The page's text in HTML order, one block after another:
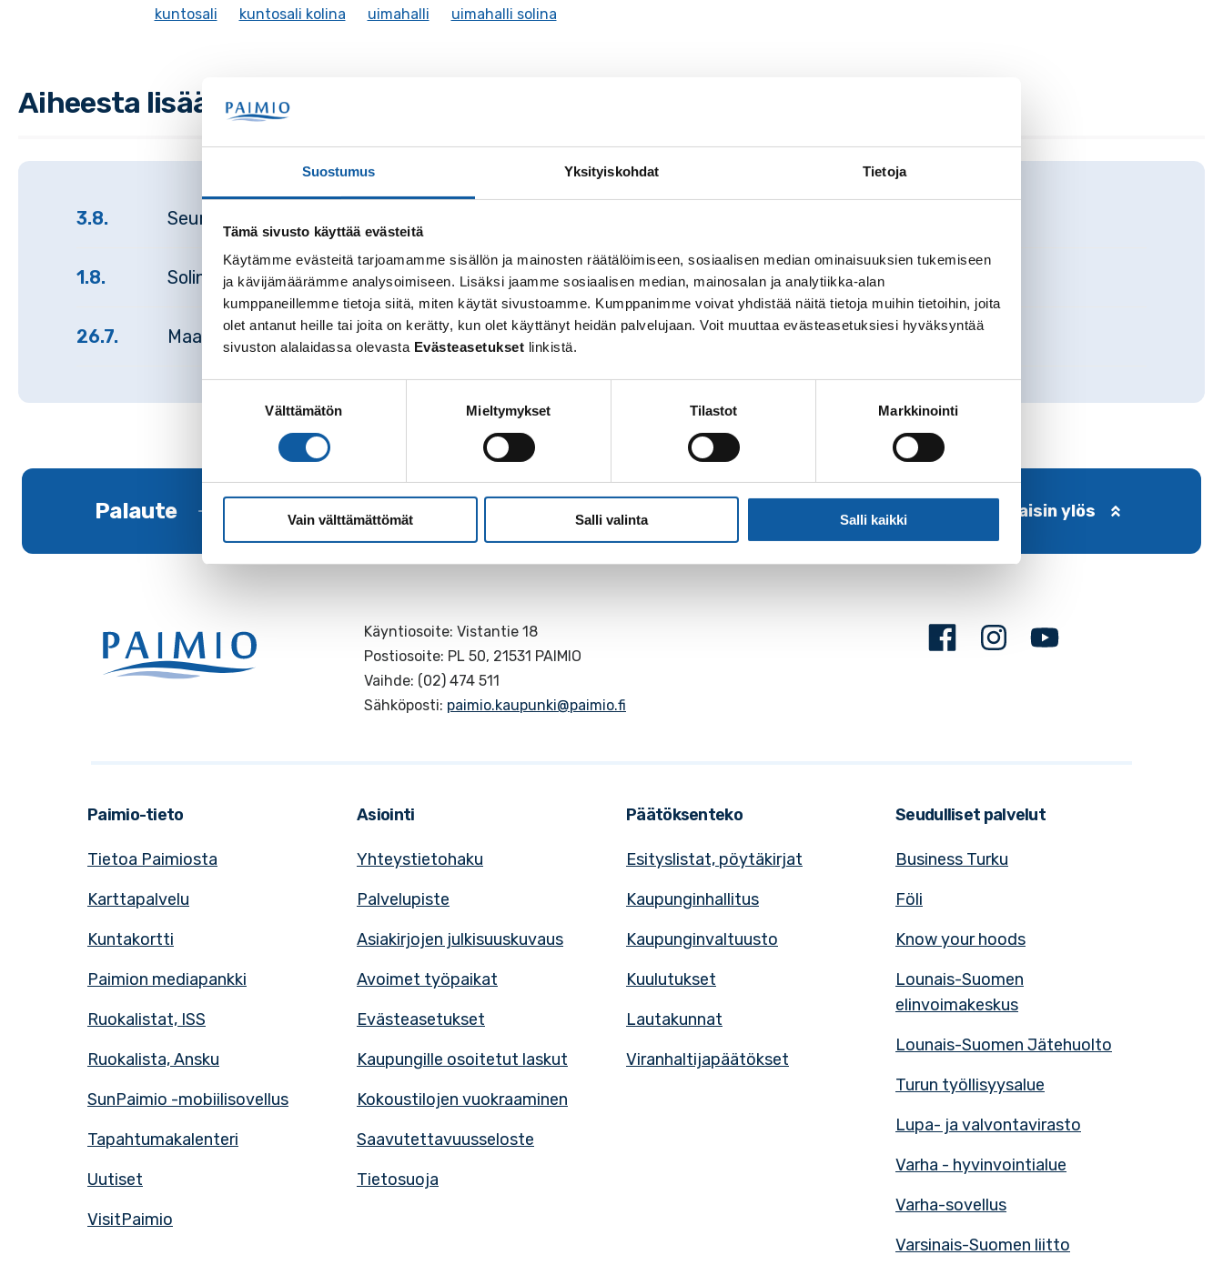
Suostumus Yksityiskohdat Tietoja
Tämä sivusto käyttää evästeitä
Käytämme evästeitä tarjoamamme sisällön ja mainosten räätälöimiseen, sosiaalisen median ominaisuuksien tukemiseen
ja kävijämäärämme analysoimiseen. Lisäksi jaamme sosiaalisen median, mainosalan ja analytiikka-alan
kumppaneillemme tietoja siitä, miten käytät sivustoamme. Kumppanimme voivat yhdistää näitä tietoja muihin tietoihin, joita
olet antanut heille tai joita on kerätty, kun olet käyttänyt heidän palvelujaan. Voit muuttaa evästeasetuksiesi hyväksyntää
sivuston alalaidassa olevasta Evästeasetukset linkistä.
Välttämätön Mieltymykset Tilastot Markkinointi
Vain välttämättömät Salli valinta Salli kaikki
kuntosali kuntosali kolina uimahalli uimahalli solina
Aiheesta lisää
3.8. Seuraavina viikonloppuina tapahtumista aiheutuvia liikennehäiriöitä
1.8. Solina ja Kolina avautuvat kesätauon jälkeen maanantaina 3. elokuuta
26.7. Maailmanperintökomitea hyväksyi Paimion parantolan ja Aalto Works -sarjan maailmanperintöluetteloon
Palaute Takaisin ylös
Käyntiosoite: Vistantie 18
Postiosoite: PL 50, 21531 PAIMIO
Vaihde: (02) 474 511
Sähköposti: paimio.kaupunki@paimio.fi
FacebookInstagram
Paimio-tieto
Tietoa Paimiosta
Karttapalvelu
Kuntakortti
Paimion mediapankki
Ruokalistat, ISS
Ruokalista, Ansku
SunPaimio -mobiilisovellus
Tapahtumakalenteri
Uutiset
VisitPaimio
Asiointi
Yhteystietohaku
Palvelupiste
Asiakirjojen julkisuuskuvaus
Avoimet työpaikat
Evästeasetukset
Kaupungille osoitetut laskut
Kokoustilojen vuokraaminen
Saavutettavuusseloste
Tietosuoja
Päätöksenteko
Esityslistat, pöytäkirjat
Kaupunginhallitus
Kaupunginvaltuusto
Kuulutukset
Lautakunnat
Viranhaltijapäätökset
Seudulliset palvelut
Business Turku
Föli
Know your hoods
Lounais-Suomen
elinvoimakeskus
Lounais-Suomen Jätehuolto
Turun työllisyysalue
Lupa- ja valvontavirasto
Varha - hyvinvointialue
Varha-sovellus
Varsinais-Suomen liitto